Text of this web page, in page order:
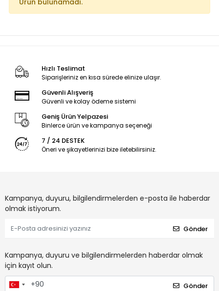
Ürün bulunamadı.
Hızlı Teslimat
Siparişleriniz en kısa sürede elinize ulaşır.
Güvenli Alışveriş
Güvenli ve kolay ödeme sistemi
Geniş Ürün Yelpazesi
Binlerce ürün ve kampanya seçeneği
7 / 24 DESTEK
Öneri ve şikayetlerinizi bize iletebilirsiniz.
Kampanya, duyuru, bilgilendirmelerden e-posta ile haberdar
olmak istiyorum.
Gönder
Kampanya, duyuru ve bilgilendirmelerden haberdar olmak
için kayıt olun.
Gönder